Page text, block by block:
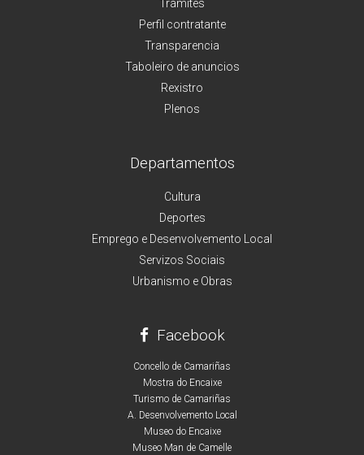
Trámites
Perfil contratante
Transparencia
Taboleiro de anuncios
Rexistro
Plenos
Departamentos
Cultura
Deportes
Emprego e Desenvolvemento Local
Servizos Sociais
Urbanismo e Obras
Facebook
Concello de Camariñas
Mostra do Encaixe
Turismo de Camariñas
A. Desenvolvemento Local
Museo do Encaixe
Museo Man de Camelle